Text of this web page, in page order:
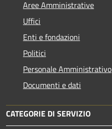
Aree Amministrative
Uffici
Enti e fondazioni
Politici
Personale Amministrativo
Documenti e dati
CATEGORIE DI SERVIZIO